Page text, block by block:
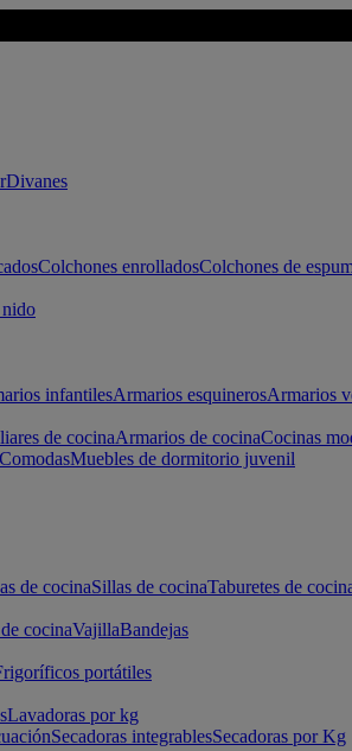
Divanes
Colchones enrolladosColchones de
nido
infantilesArmarios esquinerosArmarios
de cocinaArmarios de cocinaCocinas
ComodasMuebles de dormitorio juvenil
de cocinaSillas de cocinaTaburetes de
cocinaVajillaBandejas
portátiles
Lavadoras por kg
Secadoras integrablesSecadoras por Kg